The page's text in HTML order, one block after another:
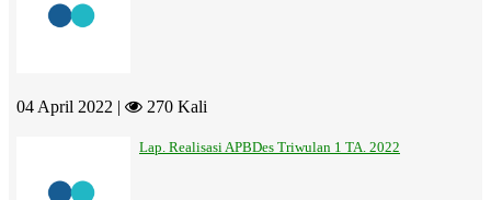
04 April 2022 | 270 Kali
Lap. Realisasi APBDes Triwulan 1 TA. 2022